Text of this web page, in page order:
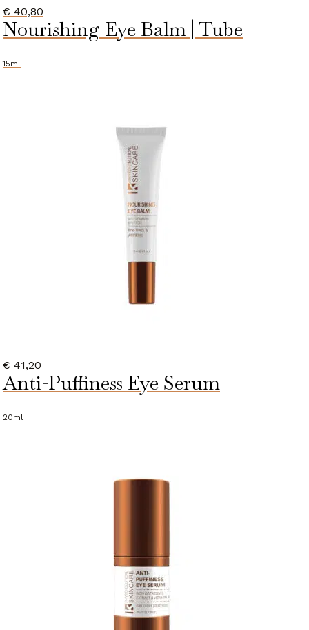
€ 40,80
Nourishing Eye Balm | Tube
15ml
€ 41,20
Anti-Puffiness Eye Serum
20ml